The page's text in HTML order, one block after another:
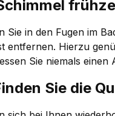
Sie in den Fugen im
entfernen. Hierzu
Sie niemals einen
Sie die